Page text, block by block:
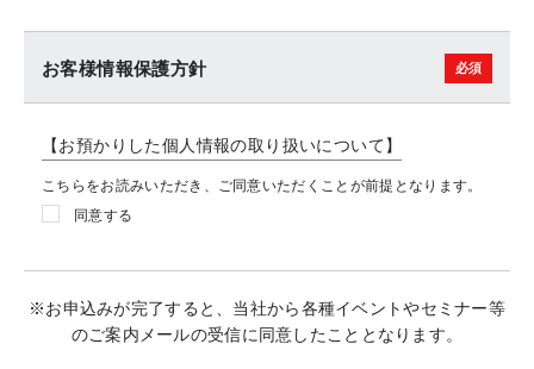
お客様情報保護方針
【お預かりした個人情報の取り扱いについて】
こちらをお読みいただき、ご同意いただくことが前提となります。
同意する
※お申込みが完了すると、当社から各種イベントやセミナー等
のご案内メールの受信に同意したこととなります。